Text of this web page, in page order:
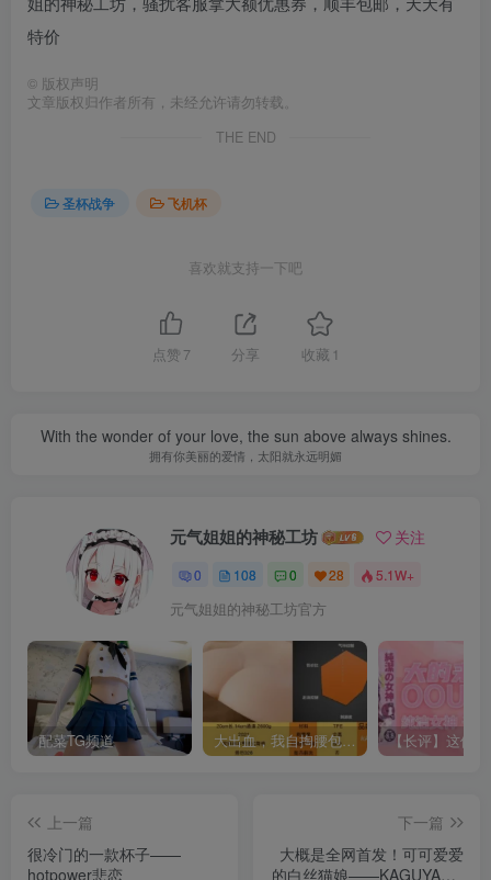
特价
© 版权声明
文章版权归作者所有，未经允许请勿转载。
THE END
圣杯战争 飞机杯
喜欢就支持一下吧
点赞 7 分享 收藏 1
With the wonder of your love, the sun above always shines.
拥有你美丽的爱情，太阳就永远明媚
元气姐姐的神秘工坊 关注
0 108 0 28 5.1W+
元气姐姐的神秘工坊官方
配菜TG频道 大出血，我自掏腰包给大家带来——KAGUYANO新品蜂蜜芥末酱倔强款测评
上一篇
很冷门的一款杯子——
hotpower悲恋
下一篇
大概是全网首发！可可爱爱
的白丝猫娘——KAGUYANO